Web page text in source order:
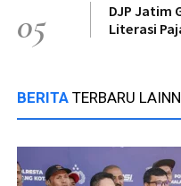
05
DJP Jatim
Literasi
BERITA TERBARU